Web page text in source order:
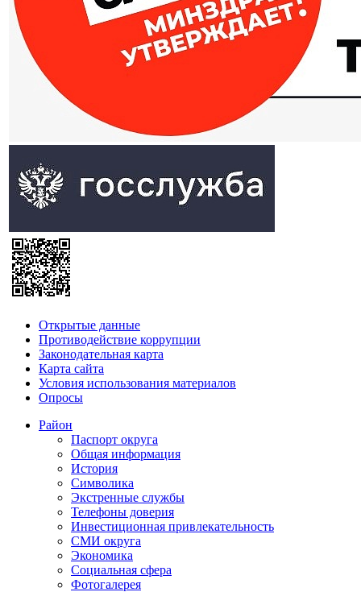
Открытые данные
Противодействие коррупции
Законодательная карта
Карта сайта
Условия использования материалов
Опросы
Район
Паспорт округа
Общая информация
История
Символика
Экстренные службы
Телефоны доверия
Инвестиционная привлекательность
СМИ округа
Экономика
Социальная сфера
Фотогалерея